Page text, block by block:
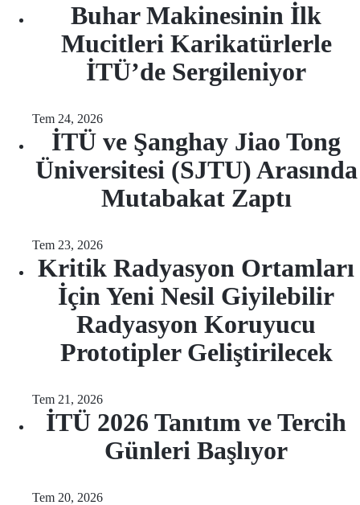
Buhar Makinesinin İlk
Mucitleri Karikatürlerle
İTÜ’de Sergileniyor
Tem 24, 2026
İTÜ ve Şanghay Jiao Tong
Üniversitesi (SJTU) Arasında
Mutabakat Zaptı
Tem 23, 2026
Kritik Radyasyon Ortamları
İçin Yeni Nesil Giyilebilir
Radyasyon Koruyucu
Prototipler Geliştirilecek
Tem 21, 2026
İTÜ 2026 Tanıtım ve Tercih
Günleri Başlıyor
Tem 20, 2026